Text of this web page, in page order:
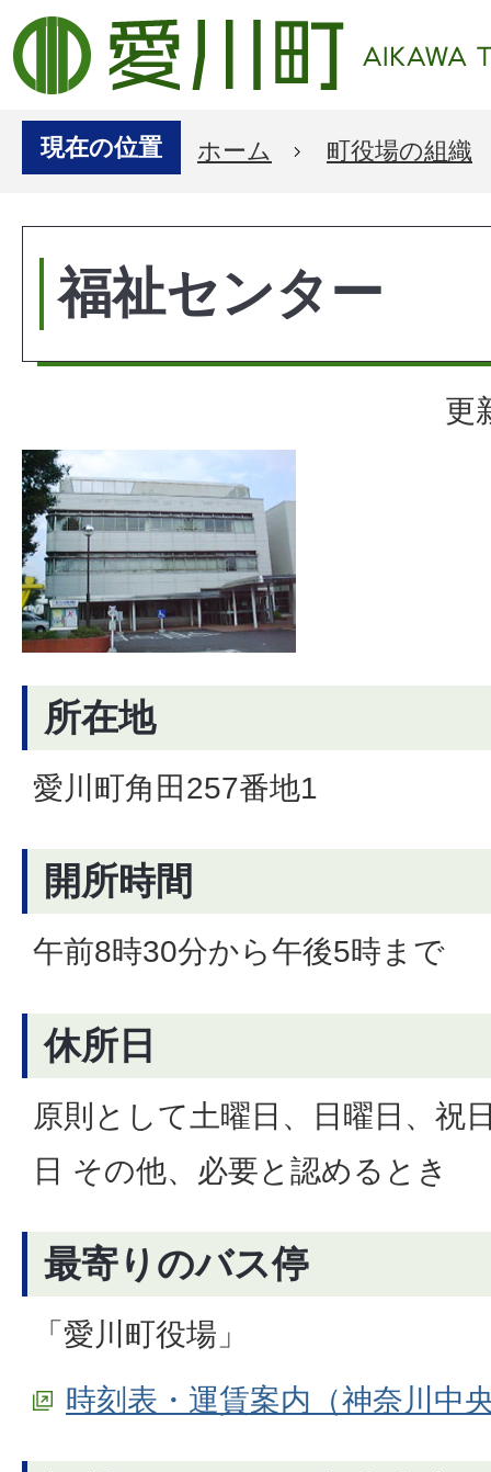
現在の位置 ホーム 町役場の組織
福祉センター
更
所在地
愛川町角田257番地1
開所時間
午前8時30分から午後5時まで
休所日
原則として土曜日、日曜日、祝
日 その他、必要と認めるとき
最寄りのバス停
「愛川町役場」
時刻表・運賃案内（神奈川中